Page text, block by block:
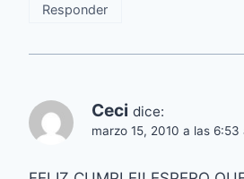
Responder
Ceci dice:
marzo 15, 2010 a las 6:53